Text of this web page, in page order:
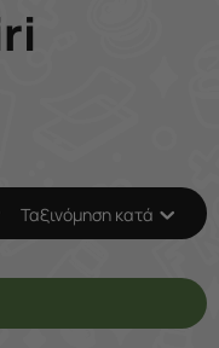
Ταξινόμηση κατά